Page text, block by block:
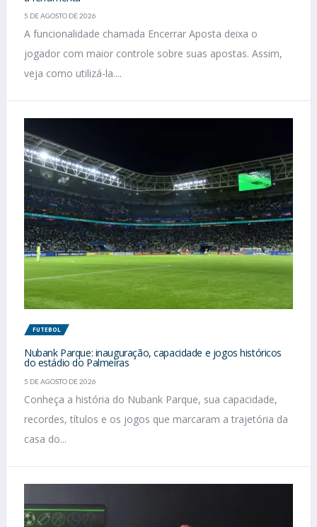
5 DE AGOSTO DE 2026
A funcionalidade chamada Encerrar Aposta deixa o
jogador com maior controle sobre suas apostas. Assim,
veja como utilizá-la....
FUTEBOL
Nubank Parque: inauguração, capacidade e jogos históricos
do estádio do Palmeiras
5 DE AGOSTO DE 2026
Conheça a história do Nubank Parque, sua capacidade,
recordes, títulos e os jogos que marcaram a trajetória da
casa do...